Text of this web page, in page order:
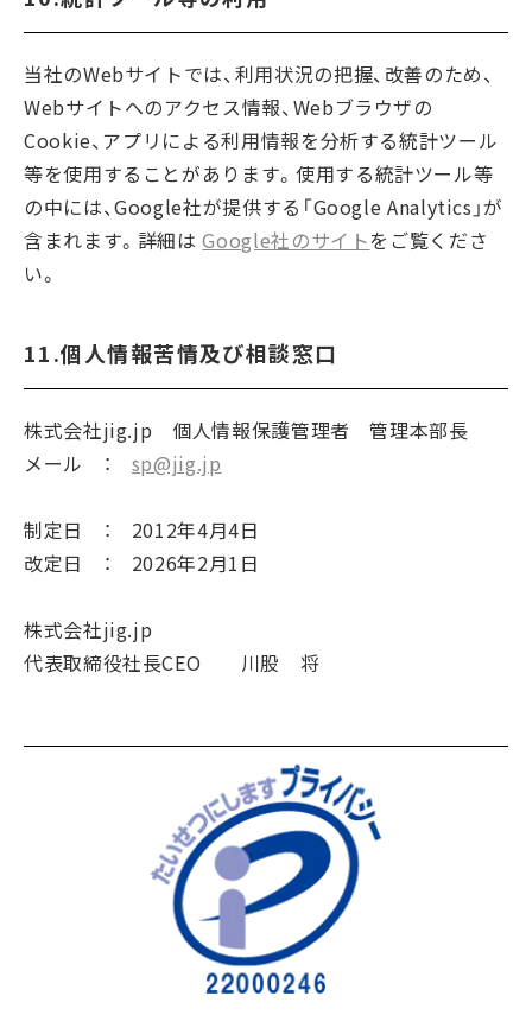
当社のWebサイトでは、利用状況の把握、改善のため、
Webサイトへのアクセス情報、Webブラウザの
Cookie、アプリによる利用情報を分析する統計ツール
等を使用することがあります。使用する統計ツール等
の中には、Google社が提供する「Google Analytics」が
含まれます。詳細はGoogle社のサイトをご覧くださ
い。
11.個人情報苦情及び相談窓口
株式会社jig.jp 個人情報保護管理者 管理本部長
メール ： sp@jig.jp
制定日 ： 2012年4月4日
改定日 ： 2026年2月1日
株式会社jig.jp
代表取締役社長CEO 川股 将